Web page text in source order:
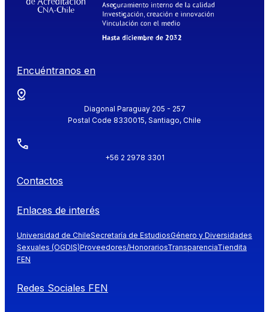
Encuéntranos en
Diagonal Paraguay 205 - 257
Postal Code 8330015, Santiago, Chile
+56 2 2978 3301
Contactos
Enlaces de interés
Universidad de ChileSecretaría de EstudiosGénero y Diversidades
Sexuales (OGDIS)Proveedores/HonorariosTransparenciaTiendita
FEN
Redes Sociales FEN